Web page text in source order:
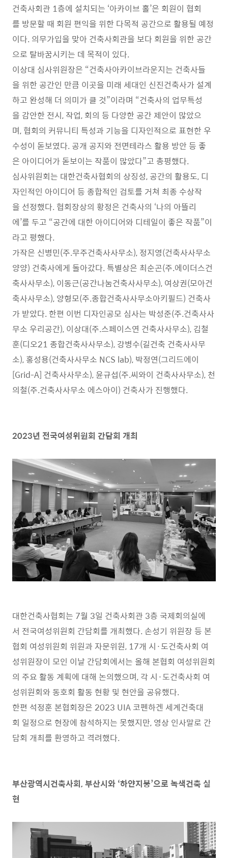
건축사회관 1층에 설치되는 ‘아카이브 홀’은 회원이 협회
를 방문할 때 회원 편익을 위한 다목적 공간으로 활용될 예정
이다. 의무가입을 맞아 건축사회관을 보다 회원을 위한 공간
으로 탈바꿈시키는 데 목적이 있다.
이상대 심사위원장은 “건축사아카이브라운지는 건축사들
을 위한 공간인 만큼 이곳을 미래 세대인 신진건축사가 설계
하고 완성해 더 의미가 클 것”이라며 “건축사의 업무특성
을 감안한 전시, 작업, 회의 등 다양한 공간 제안이 많았으
며, 협회의 커뮤니티 특성과 기능을 디자인적으로 표현한 우
수성이 돋보였다. 공개 공지와 전면테라스 활용 방안 등 좋
은 아이디어가 돋보이는 작품이 많았다”고 총평했다.
심사위원회는 대한건축사협회의 상징성, 공간의 활용도, 디
자인적인 아이디어 등 종합적인 검토를 거쳐 최종 수상작
을 선정했다. 협회장상의 황정은 건축사의 ‘나의 아뜰리
에’를 두고 “공간에 대한 아이디어와 디테일이 좋은 작품”이
라고 평했다.
가작은 신병민(주.무주건축사사무소), 정지영(건축사사무소
양양) 건축사에게 돌아갔다. 특별상은 최순곤(주.에이더스건
축사사무소), 이동근(공간나눔건축사사무소), 여상권(모아건
축사사무소), 양형모(주.종합건축사사무소아키필드) 건축사
가 받았다. 한편 이번 디자인공모 심사는 박성준(주.건축사사
무소 우리공간), 이상대(주.스페이스연 건축사사무소), 김철
훈(디오21 종합건축사사무소), 강병수(길건축 건축사사무
소), 홍성용(건축사사무소 NCS lab), 박정연(그리드에이
[Grid-A] 건축사사무소), 윤규섭(주.씨와이 건축사사무소), 천
의철(주.건축사사무소 에스아이) 건축사가 진행했다.
2023년 전국여성위원회 간담회 개최
대한건축사협회는 7월 3일 건축사회관 3층 국제회의실에
서 전국여성위원회 간담회를 개최했다. 손성기 위원장 등 본
협회 여성위원회 위원과 자문위원, 17개 시·도건축사회 여
성위원장이 모인 이날 간담회에서는 올해 본협회 여성위원회
의 주요 활동 계획에 대해 논의했으며, 각 시·도건축사회 여
성위원회와 동호회 활동 현황 및 현안을 공유했다.
한편 석정훈 본협회장은 2023 UIA 코펜하겐 세계건축대
회 일정으로 현장에 참석하지는 못했지만, 영상 인사말로 간
담회 개최를 환영하고 격려했다.
부산광역시건축사회, 부산시와 ‘하얀지붕’으로 녹색건축 실
현